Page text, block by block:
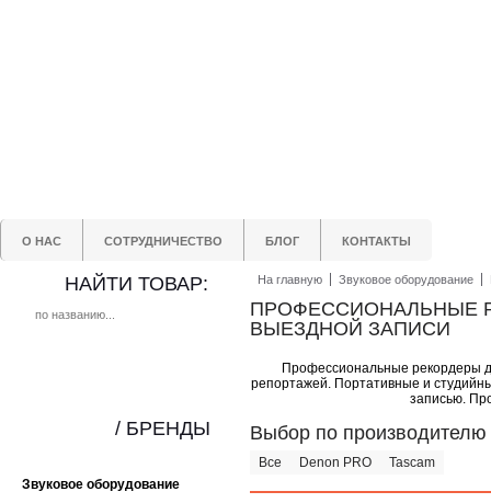
О НАС СОТРУДНИЧЕСТВО БЛОГ КОНТАКТЫ
НАЙТИ ТОВАР:
Звуковое оборудование
/ БРЕНДЫ
На главную Звуковое оборудование
ПРОФЕССИОНАЛЬНЫЕ
ВЫЕЗДНОЙ ЗАПИСИ
Профессиональные рекордеры
репортажей. Портативные и
записью.
Выбор по производителю
Все Denon PRO Tascam